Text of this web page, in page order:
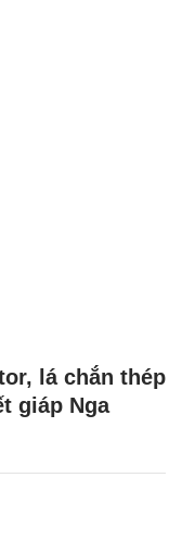
lá chắn thép
giáp Nga